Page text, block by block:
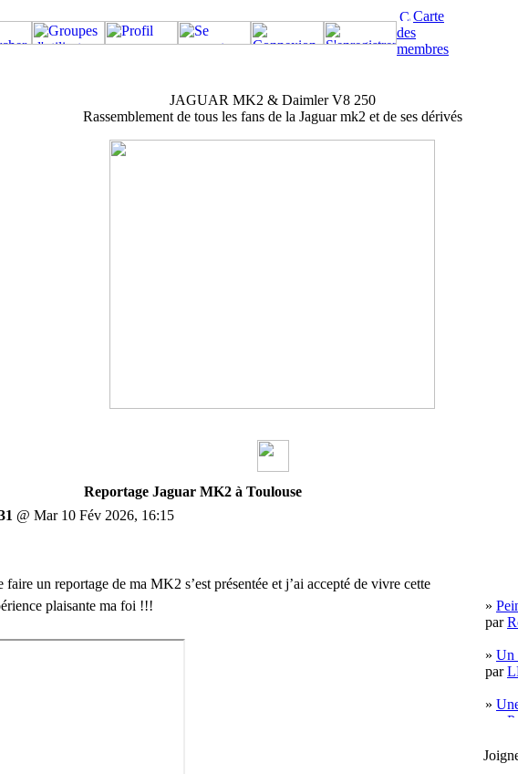
Carte
des
membres
JAGUAR MK2 & Daimler V8 250
Rassemblement de tous les fans de la Jaguar mk2 et de ses dérivés
Reportage Jaguar MK2 à Toulouse
@ Mar 10 Fév 2026, 16:15
faire un reportage de ma MK2 s’est présentée et j’ai accepté de vivre cette
plaisante ma foi !!!
par
Un
par
par
» 1er
par